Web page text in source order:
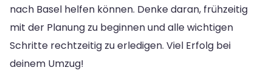
nach Basel helfen können. Denke daran, frühzeitig
mit der Planung zu beginnen und alle wichtigen
Schritte rechtzeitig zu erledigen. Viel Erfolg bei
deinem Umzug!